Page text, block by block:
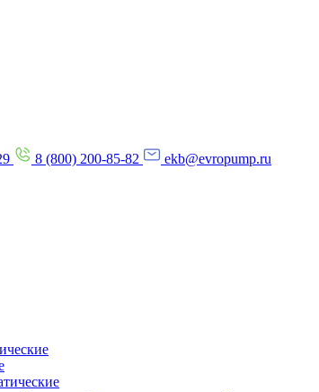
8 (800) 200-85-82
ekb@evropump.ru